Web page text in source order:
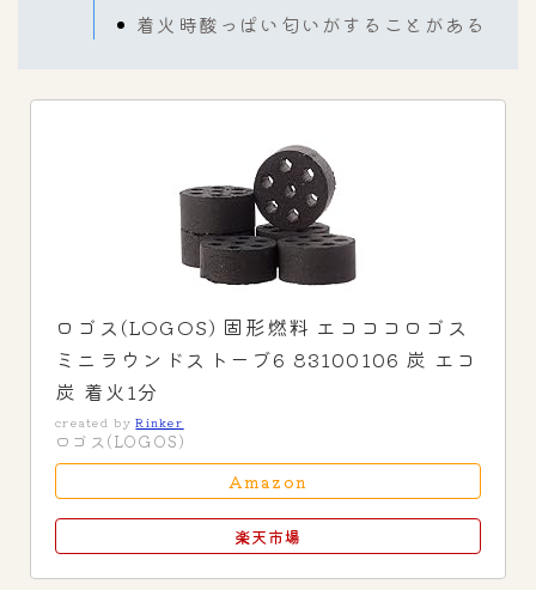
着火時酸っぱい匂いがすることがある
ロゴス(LOGOS) 固形燃料 エコココロゴス
ミニラウンドストーブ6 83100106 炭 エコ
炭 着火1分
created byRinker
ロゴス(LOGOS)
Amazon
楽天市場